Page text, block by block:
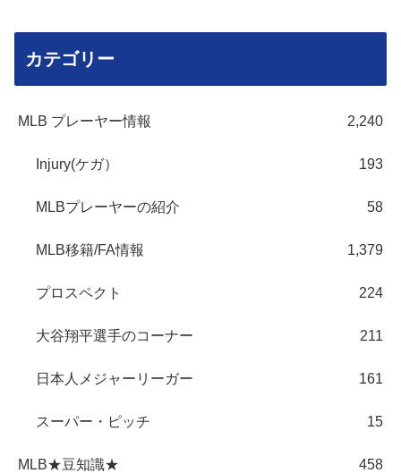
カテゴリー
MLB プレーヤー情報 2,240
Injury(ケガ） 193
MLBプレーヤーの紹介 58
MLB移籍/FA情報 1,379
プロスペクト 224
大谷翔平選手のコーナー 211
日本人メジャーリーガー 161
スーパー・ピッチ 15
MLB★豆知識★ 458